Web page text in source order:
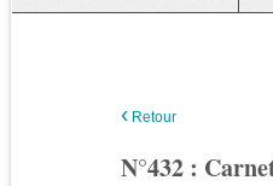
‹ Retour
N°432 :